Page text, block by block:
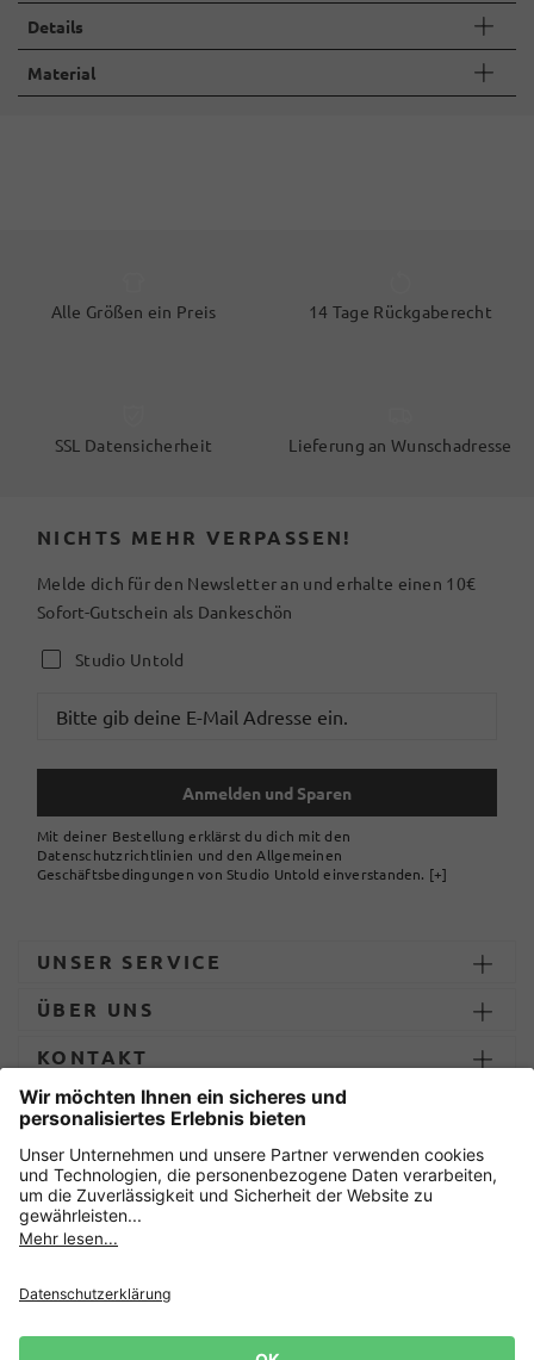
Details
Material
Alle Größen ein Preis 14 Tage Rückgaberecht
SSL Datensicherheit Lieferung an Wunschadresse
NICHTS MEHR VERPASSEN!
Melde dich für den Newsletter an und erhalte einen 10€
Sofort-Gutschein als Dankeschön
Studio Untold
Anmelden und Sparen
Mit deiner Bestellung erklärst du dich mit den
Datenschutzrichtlinien und den Allgemeinen
Geschäftsbedingungen von Studio Untold einverstanden. [+]
UNSER SERVICE
ÜBER UNS
KONTAKT
ZAHLUNG UND LIEFERUNG
Sicher einkaufen mit
Impressum